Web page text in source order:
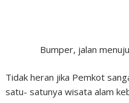
Bumper, jalan
Tidak heran jika Pemkot
satu- satunya wisata alam